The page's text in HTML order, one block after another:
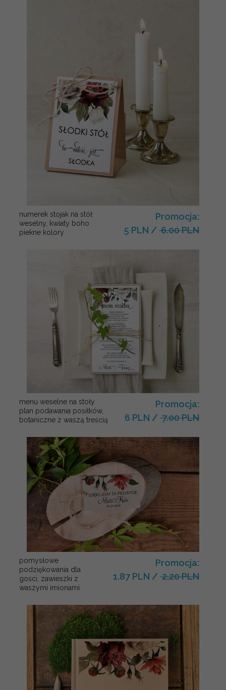
numerek stojak na stół
weselny, kwiaty boho
piekne kolory
Promocja:
5 PLN / 6.00 PLN
menu weselne na stoły
plan podawania posiłków,
botaniczne z waszą treścią
Promocja:
6 PLN / 7.00 PLN
pomysłowe
podziękowania dla
gości, zawieszki z
waszymi imionami
Promocja:
1.87 PLN / 2.20 PLN